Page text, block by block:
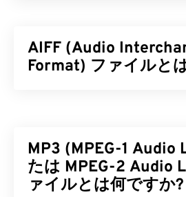
AIFF (Audio
Format) ファイルと
ッショナル、特にAppleプラッ
ーが使用しています。AIFFは
め、元のファイルから品質やデ
MP3 (MPEG-1 Audio
たは MPEG-2 Audio
ァイルとは何ですか?